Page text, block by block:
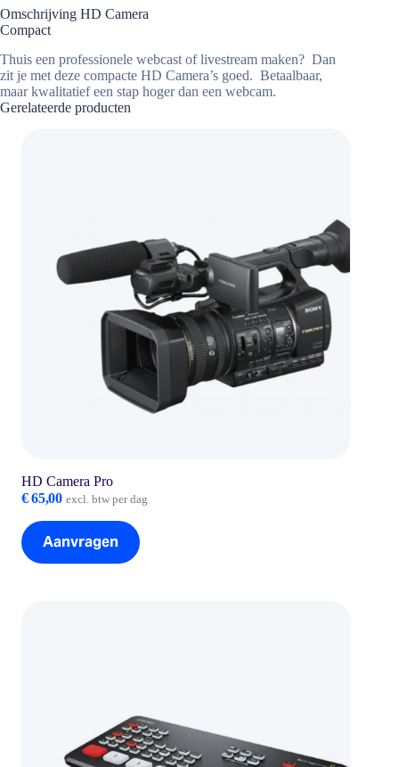
Omschrijving HD Camera
Compact
Thuis een professionele webcast of livestream maken? Dan
zit je met deze compacte HD Camera’s goed. Betaalbaar,
maar kwalitatief een stap hoger dan een webcam.
Gerelateerde producten
HD Camera Pro
€65,00 excl. btw per dag
Aanvragen